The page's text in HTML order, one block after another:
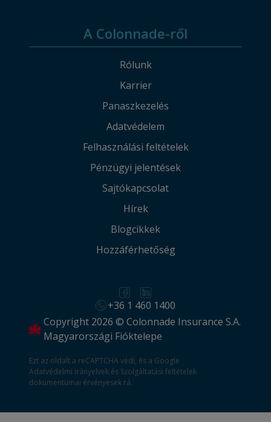
A Colonnade-ről
Rólunk
Karrier
Panaszkezelés
Adatvédelem
Felhasználási feltételek
Pénzügyi jelentések
Sajtókapcsolat
Hírek
Blogcikkek
Hozzáférhetőség
Copyright 2026 © Colonnade Insurance S.A.
Magyarországi Fióktelepe
+36 1 460 1400
Ezt az oldalt a reCAPTCHA védi, és a Google
Adatvédelmi irányelvek és Szolgáltatási feltételek
dokumentumai érvényesek rá.